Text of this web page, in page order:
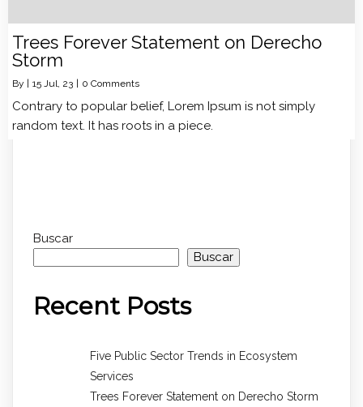
Trees Forever Statement on Derecho
Storm
By 15 Jul, 23 0 Comments
Contrary to popular belief, Lorem Ipsum is not simply
random text. It has roots in a piece.
Buscar
Buscar
Recent Posts
Five Public Sector Trends in Ecosystem
Services
Trees Forever Statement on Derecho Storm